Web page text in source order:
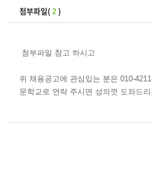
첨부파일( 2 )
첨부파일 참고 하시고
위 채용공고에 관심있는 분은 010-
문학교로 연락 주시면 성의껏 도와드